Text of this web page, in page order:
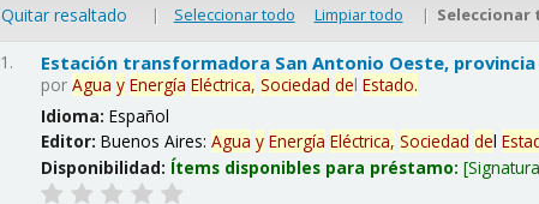
Quitar resaltado | Seleccionar todo Limpiar todo |
1. Estación transformadora San Antonio Oeste, provincia
porAgua y Energía Eléctrica, Sociedad delEstado.
Idioma:Español
Editor:Buenos Aires:Agua y Energía Eléctrica, Sociedad del
Disponibilidad: Ítems disponibles para préstamo: